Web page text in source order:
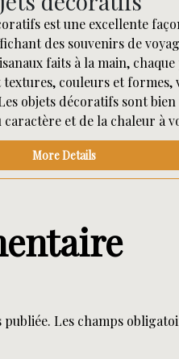
est une excellente
des souvenirs de
faits à la main,
couleurs et formes,
objets décoratifs sont
et de la chaleur à
More Details
publiée. Les champs